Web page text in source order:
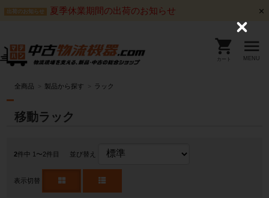
出荷のお知らせ 夏季休業期間の出荷のお知らせ
カート MENU
全商品 製品から探す ラック
移動ラック
2件中 1〜2件目 並び替え
表示切替
C
o
s